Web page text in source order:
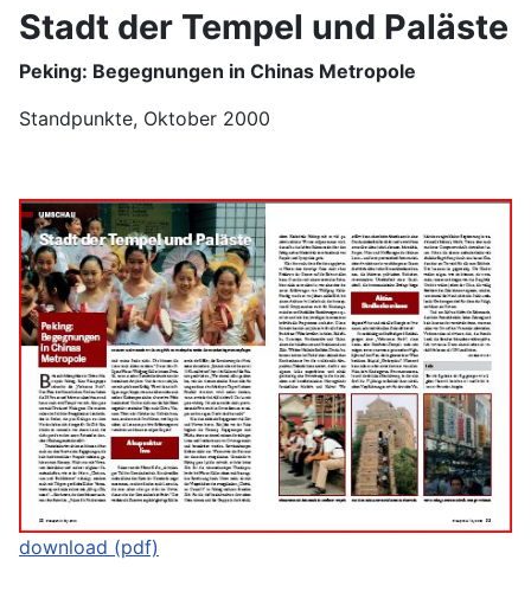
Stadt der Tempel und Paläste
Peking: Begegnungen in Chinas Metropole
Standpunkte, Oktober 2000
download (pdf)